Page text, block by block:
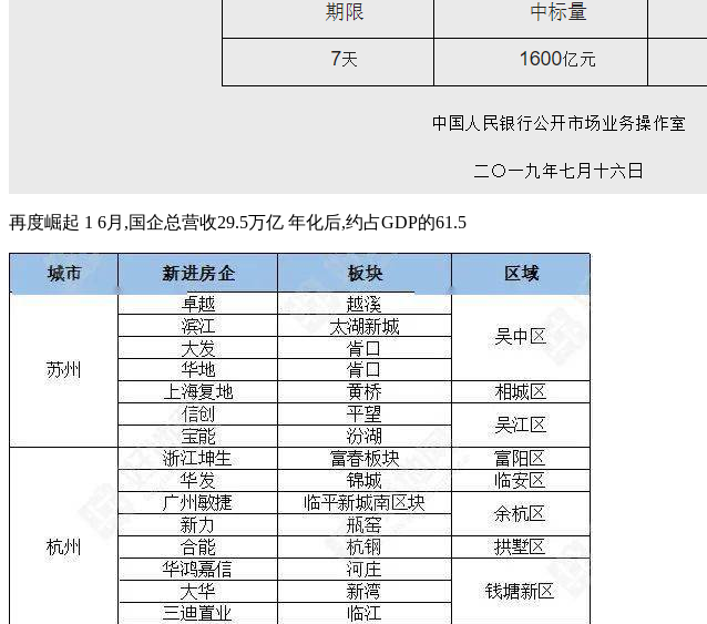
再度崛起 1 6月,国企总营收29.5万亿 年化后,约占GDP的61.5